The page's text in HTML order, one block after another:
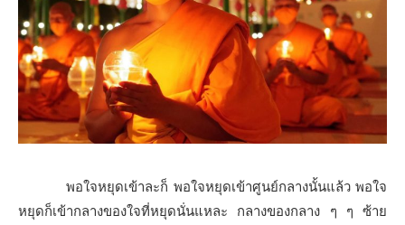
พอใจหยุดเข้าละก็ พอใจหยุดเข้าศูนย์กลางนั้นแล้ว พอใจ
หยุดก็เข้ากลางของใจที่หยุดนั่นแหละ กลางของกลาง ๆ ๆ ซ้าย